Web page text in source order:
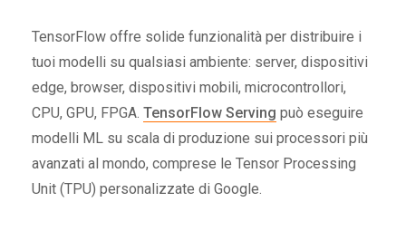
TensorFlow offre solide funzionalità per distribuire i
tuoi modelli su qualsiasi ambiente: server, dispositivi
edge, browser, dispositivi mobili, microcontrollori,
CPU, GPU, FPGA. TensorFlow Serving può eseguire
modelli ML su scala di produzione sui processori più
avanzati al mondo, comprese le Tensor Processing
Unit (TPU) personalizzate di Google.